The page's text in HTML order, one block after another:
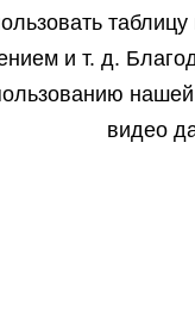
и т. д.
видео